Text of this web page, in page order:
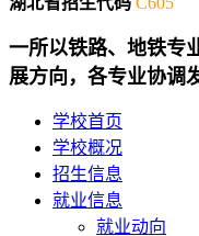
一所以铁路、地铁专
展方向，各专业协调
学校首页
学校概况
招生信息
就业信息
就业动向